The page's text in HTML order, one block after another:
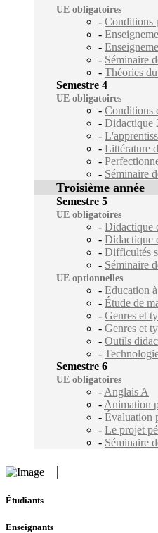
UE obligatoires
- Conditions
-
-
- Séminaire
- Théories
Semestre 4
UE obligatoires
- Conditions
- Didactique
-
- Littérature
-
- Séminaire
Troisième année
Semestre 5
UE obligatoires
- Didactique
- Didactique
- Difficultés
- Séminaire
UE optionnelles
- Education
- Étude de
- Genres et
- Genres et
- Outils
-
Semestre 6
UE obligatoires
- Anglais A
- Animation
- Évaluation
- Le projet
- Séminaire
Étudiants
Enseignants